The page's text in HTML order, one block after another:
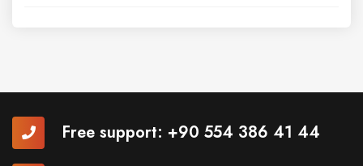
Free support: +90 554 386 41 44